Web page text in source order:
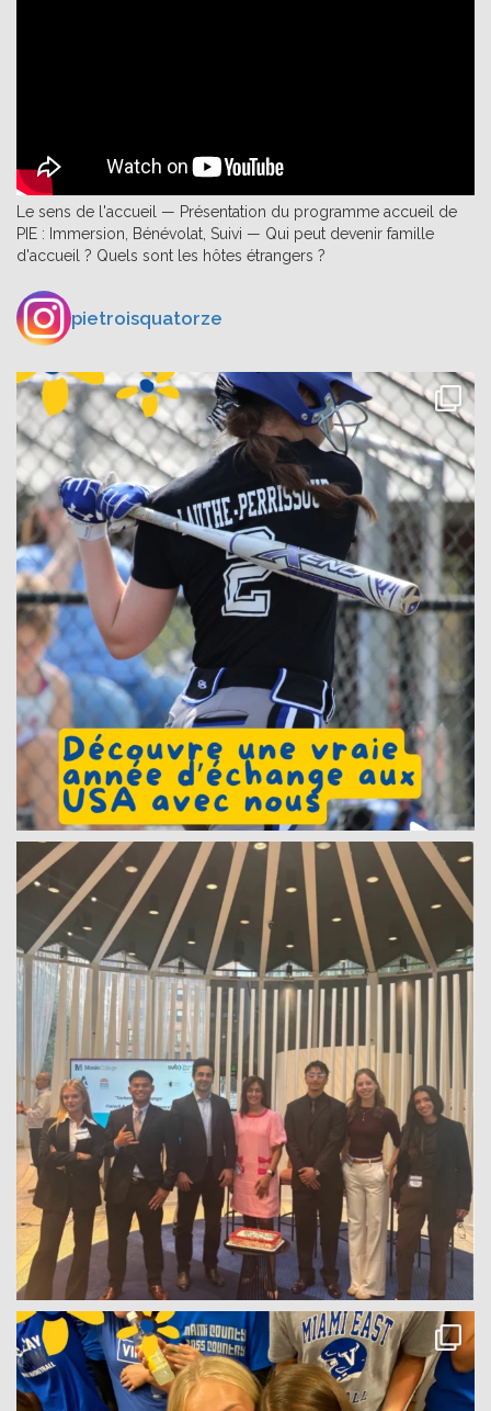
Le sens de l'accueil — Présentation du programme accueil de
PIE : Immersion, Bénévolat, Suivi — Qui peut devenir famille
d'accueil ? Quels sont les hôtes étrangers ?
pietroisquatorze